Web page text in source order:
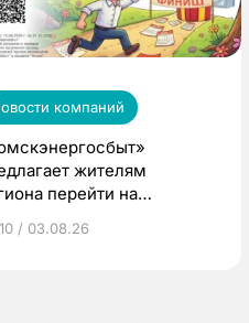
компаний
жителям
перейти на
призы
/ 03.08.26